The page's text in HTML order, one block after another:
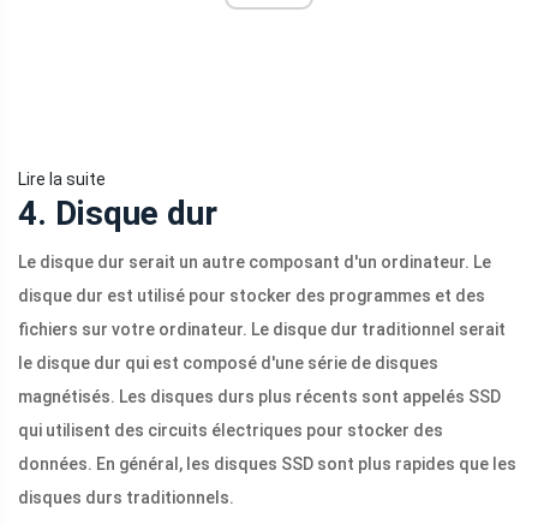
Lire la suite
4. Disque dur
Le disque dur serait un autre composant d'un ordinateur. Le
disque dur est utilisé pour stocker des programmes et des
fichiers sur votre ordinateur. Le disque dur traditionnel serait
le disque dur qui est composé d'une série de disques
magnétisés. Les disques durs plus récents sont appelés SSD
qui utilisent des circuits électriques pour stocker des
données. En général, les disques SSD sont plus rapides que les
disques durs traditionnels.